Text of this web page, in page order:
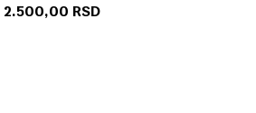
2.500,00 RSD